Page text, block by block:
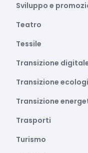
Sviluppo e
Teatro
Tessile
Transizione
Transizione
Transizione
Trasporti
Turismo